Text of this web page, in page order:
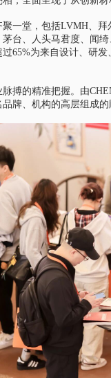
一堂，包括LVMH、
台、人头马君度、闻
65%为来自设计、研
搏的精准把握。由
牌、机构的高层组成